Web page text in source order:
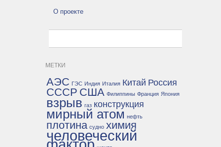
О проекте
МЕТКИ
АЭС ГЭС Индия Италия Китай Россия
СССР США Филиппины Франция Япония
взрыв газ конструкция
мирный атом нефть
плотина судно химия
человеческий